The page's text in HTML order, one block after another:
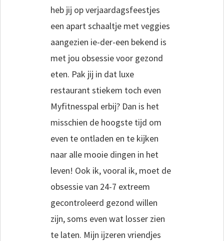
heb jij op verjaardagsfeestjes
een apart schaaltje met veggies
aangezien ie-der-een bekend is
met jou obsessie voor gezond
eten. Pak jij in dat luxe
restaurant stiekem toch even
Myfitnesspal erbij? Dan is het
misschien de hoogste tijd om
even te ontladen en te kijken
naar alle mooie dingen in het
leven! Ook ik, vooral ik, moet de
obsessie van 24-7 extreem
gecontroleerd gezond willen
zijn, soms even wat losser zien
te laten. Mijn ijzeren vriendjes